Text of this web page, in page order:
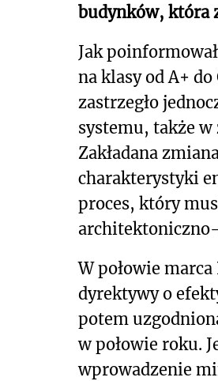
budynków, która
Jak
na klasy od A+
zastrzegło
systemu, także w
Zakładana
charakterystyki
proces, który
W połowie
dyrektywy o
potem
w połowie roku.
wprowadzenie